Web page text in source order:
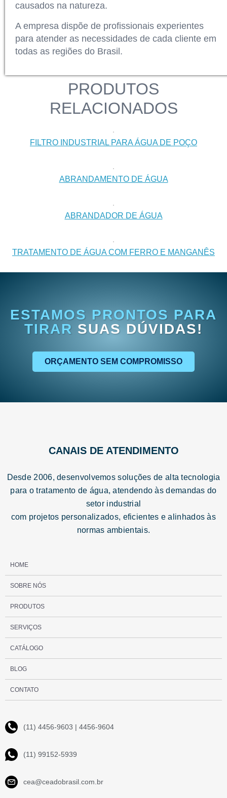
causados na natureza.
A empresa dispõe de profissionais experientes
para atender as necessidades de cada cliente em
todas as regiões do Brasil.
PRODUTOS
RELACIONADOS
FILTRO INDUSTRIAL PARA ÁGUA DE POÇO
ABRANDAMENTO DE ÁGUA
ABRANDADOR DE ÁGUA
TRATAMENTO DE ÁGUA COM FERRO E MANGANÊS
ESTAMOS PRONTOS PARA
TIRAR SUAS DÚVIDAS!
ORÇAMENTO SEM COMPROMISSO
CANAIS DE ATENDIMENTO
Desde 2006, desenvolvemos soluções de alta tecnologia
para o tratamento de água, atendendo às demandas do
setor industrial
com projetos personalizados, eficientes e alinhados às
normas ambientais.
HOME
SOBRE NÓS
PRODUTOS
SERVIÇOS
CATÁLOGO
BLOG
CONTATO
(11) 4456-9603 | 4456-9604
(11) 99152-5939
cea@ceadobrasil.com.br